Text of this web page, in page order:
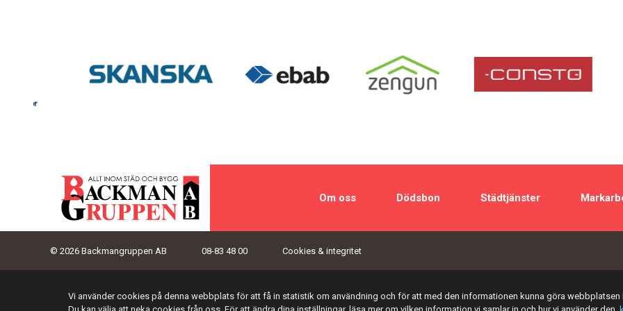
Om oss Dödsbon Städtjänster
© 2026 Backmangruppen AB 08-83 48 00 Cookies & integritet
Vi använder cookies på denna webbplats för att få in statistik om användning och för att med den informationen kunna göra webbplatsen
Du kan välja att neka cookies från oss. För att ändra dina inställningar, läsa mer om vilken information vi samlar in och hur vi använder den,